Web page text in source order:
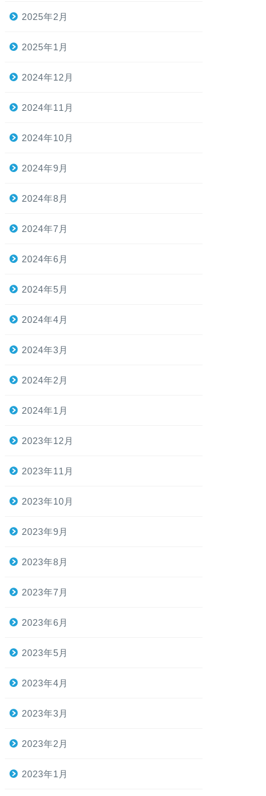
2025年2月
2025年1月
2024年12月
2024年11月
2024年10月
2024年9月
2024年8月
2024年7月
2024年6月
2024年5月
2024年4月
2024年3月
2024年2月
2024年1月
2023年12月
2023年11月
2023年10月
2023年9月
2023年8月
2023年7月
2023年6月
2023年5月
2023年4月
2023年3月
2023年2月
2023年1月